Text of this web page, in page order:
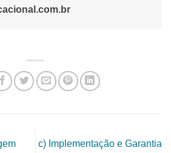
c) Implementação e Garantia